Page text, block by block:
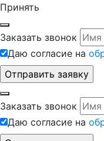
Принять
Заказать звонок
Даю согласие на
Заказать звонок
Даю согласие на